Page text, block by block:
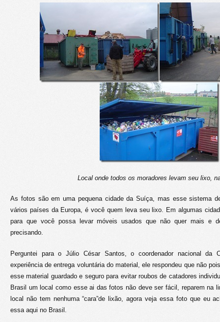
Local onde todos os moradores levam seu lixo,
As fotos são em uma pequena cidade da Suíça, mas esse sistema
vários países da Europa, é você quem leva seu lixo. Em algumas
para que você possa levar móveis usados que não quer mais e
precisando.
Perguntei para o Júlio César Santos, o coordenador nacional da
experiência de entrega voluntária do material, ele respondeu que não
esse material guardado e seguro para evitar roubos de catadores
Brasil um local como esse ai das fotos não deve ser fácil, reparem na
local não tem nenhuma “cara”de lixão, agora veja essa foto que eu
essa aqui no Brasil.